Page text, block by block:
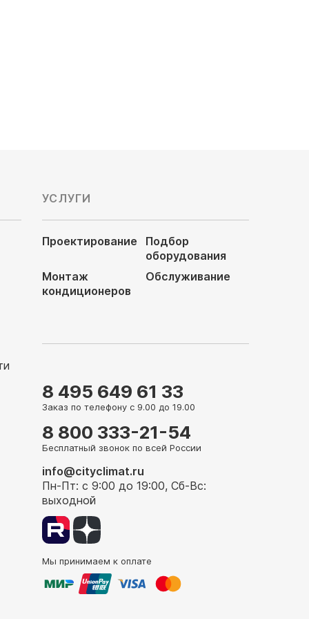
УСЛУГИ
Проектирование
Подбор
оборудования
Монтаж
кондиционеров
Обслуживание
8 495 649 61 33
Заказ по телефону с 9.00 до 19.00
8 800 333-21-54
Бесплатный звонок по всей России
info@cityclimat.ru
Пн-Пт: с 9:00 до 19:00, Сб-Вс:
выходной
Мы принимаем к оплате